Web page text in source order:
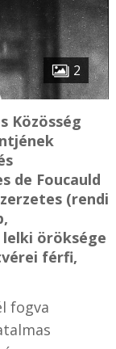
2
Közösség
de Foucauld
(rendi
öröksége
férfi,
fogva